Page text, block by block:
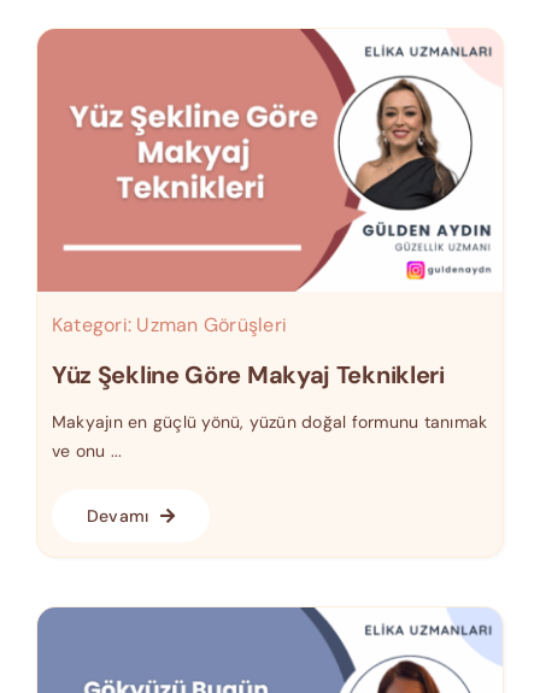
Kategori: Uzman Görüşleri
Yüz Şekline Göre Makyaj Teknikleri
Makyajın en güçlü yönü, yüzün doğal formunu tanımak
ve onu ...
Devamı